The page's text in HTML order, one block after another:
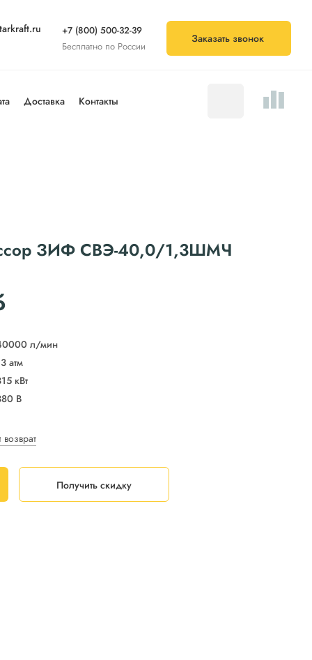
+7 (800) 500-32-39
Бесплатно по России
Заказать звонок
Доставка Контакты
ЗИФ СВЭ-40,0/1,3ШМЧ
л/мин
атм
кВт
В
возврат
Получить скидку